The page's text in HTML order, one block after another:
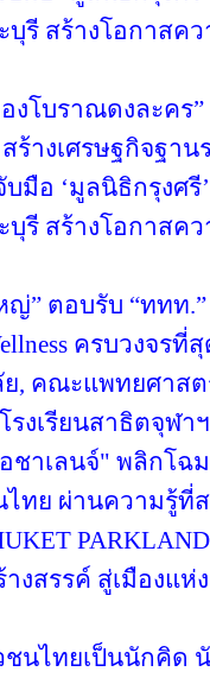
รี สร้างโอกาสค
งโบราณดงละคร
ร้างเศรษฐกิจฐา
มือ ‘มูลนิธิกรุงศรี
รี สร้างโอกาสค
” ตอบรับ “ททท.”
ครบวงจร
, คณะแพทยศาส
งเรียนสาธิตจุฬา
าเลนจ์" พลิกโฉม
ไทย ผ่านความรู้ที่
างสรรค์ สู่เมืองแ
ชนไทยเป็นนักคิด